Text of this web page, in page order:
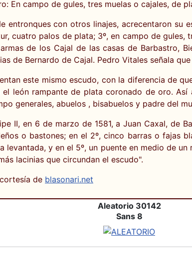
En campo de gules, tres muelas o cajales, de
entronques con otros linajes, acrecentaron
cuatro palos de plata; 3º, en campo de
de los Cajal de las casas de Barbastro,
de Bernardo de Cajal. Pedro Vitales señala
este mismo escudo, con la diferencia de
león rampante de plata coronado de oro.
generales, abuelos , bisabuelos y padre del
II, en 6 de marzo de 1581, a Juan Caxal, de
o bastones; en el 2º, cinco barras o fajas
levantada, y en el 5º, un puente en medio de
lacinias que circundan el escudo".
de blasonari.net
Aleatorio 30142
Sans 8